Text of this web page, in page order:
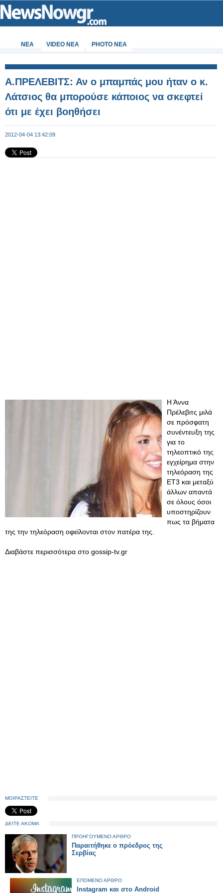
ΝΕΑ VIDEO NEA PHOTO NEA
Α.ΠΡΕΛΕΒΙΤΣ: Αν ο μπαμπάς μου ήταν ο κ.
Λάτσιος θα μπορούσε κάποιος να σκεφτεί
ότι με έχει βοηθήσει
2012-04-04 13:42:09
Η Άννα
Πρέλεβιτς μιλά
σε πρόσφατη
συνέντευξη της
για το
τηλεοπτικό της
εγχείρημα στην
τηλεόραση της
ΕΤ3 και μεταξύ
άλλων απαντά
σε όλους όσοι
υποστηρίζουν
πως τα βήματα
της την τηλεόραση οφείλονται στον πατέρα της.
Διαβάστε περισσότερα στο gossip-tv.gr
ΜΟΙΡΑΣΤΕΙΤΕ
ΔΕΙΤΕ ΑΚΟΜΑ
ΠΡΟΗΓΟΥΜΕΝΟ ΑΡΘΡΟ
Παραιτήθηκε ο πρόεδρος της
Σερβίας
ΕΠΟΜΕΝΟ ΑΡΘΡΟ
Instagram και στο Android